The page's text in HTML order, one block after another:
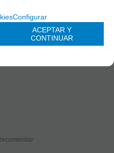
manejable y fácil de usar.
para la
Configurar
ACEPTAR Y
CONTINUAR